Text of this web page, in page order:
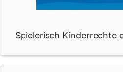
Spielerisch Kinderrechte